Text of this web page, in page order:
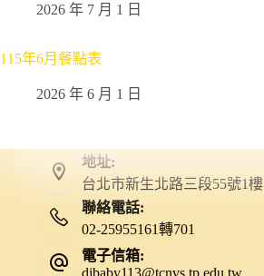
2026 年 7 月 1 日
115年6月餐點表
2026 年 6 月 1 日
地址:
台北市新生北路三段55號1樓
聯絡電話:
02-25955161轉701
電子信箱:
djbaby113@tcnvs.tp.edu.tw